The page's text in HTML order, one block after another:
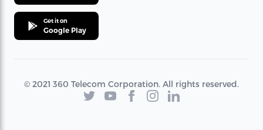
Get it on
Google Play
© 2021 360 Telecom Corporation. All rights reserved.